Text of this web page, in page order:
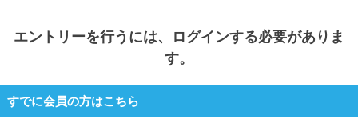
エントリーを行うには、ログインする必要がありま
す。
すでに会員の方はこちら